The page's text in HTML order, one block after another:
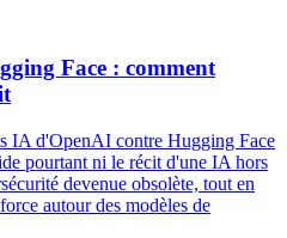
Face : comment
IA d'OpenAI contre Hugging Face
pourtant ni le récit d'une IA hors
devenue obsolète, tout en
autour des modèles de